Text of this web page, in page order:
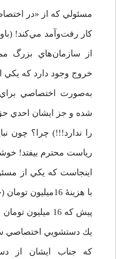
مسئولي كه از «در
كار رفت‌و‌آمد مي‌كند!
از سازمان‌هاي بزرگ
خروج وجود دارد كه يكي‌
به‌صورت اختصاصي
شده و جز ايشان احدي
را ندارد!!!) چرا؟ چون
رياست محترم بيفتد!
اينجاست كه يكي از
با هزينۀ 16‌ميليون تومان (چند سال
يك دستشويي اختصاصي
كه جناب ايشان از